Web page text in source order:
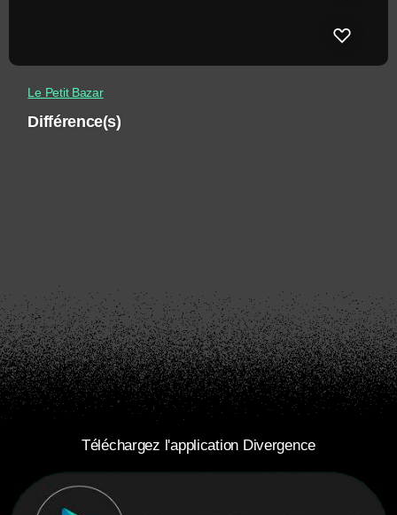
Le Petit Bazar
Différence(s)
Téléchargez l'application Divergence